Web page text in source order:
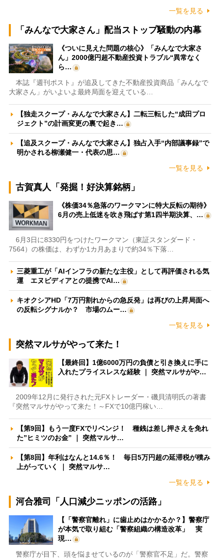
一覧を見る
「みんなで大家さん」配当ストップ騒動の内幕
《ついに見えた問題の核心》「みんなで大家さ
ん」2000億円超不動産投資トラブル“異常なく
ら…
本誌『週刊ポスト』が追及してきた不動産投資商品「みんなで
大家さん」がいよいよ最終局面を迎えている…
【独走スクープ・みんなで大家さん】二転三転した“成田プロ
ジェクト”の計画変更の裏で起き…
【追及スクープ・みんなで大家さん】独占入手“内部議事録”で
明かされる柳瀬健一・代表の思…
一覧を見る
古賀真人「発掘！好決算銘柄」
《株価34％急落のワークマンに特大反転の期待》
6月の売上低迷を吹き飛ばす第1四半期決算、…
6月3日に8330円をつけたワークマン（東証スタンダード・
7564）の株価は、わずか1カ月あまりで約34％下落…
三菱重工が「AIインフラの新たな主役」として再評価される気
運 エヌビディアとの提携でAI…
キオクシアHD「7万円割れからの急反発」は再びの上昇局面へ
の反転シグナルか？ 市場のムー…
一覧を見る
突然マルサがやって来た！
【最終回】1億6000万円の負債と引き換えに手に
入れたプライスレスな経験 ｜ 突然マルサがや…
2009年12月に発行された元FXトレーダー・磯貝清明氏の著書
『突然マルサがやって来た！～FXで10億円稼い…
【第9回】もう一度FXでリベンジ！ 種銭は差し押さえを免れ
た”ヒミツのお金” ｜ 突然マルサ…
【第8回】年利はなんと14.6％！ 毎日5万円超の延滞税が積み
上がっていく ｜ 突然マルサ…
一覧を見る
河合雅司「人口減少ニッポンの活路」
【「警察官離れ」に歯止めはかかるか？】警察庁
が本気で取り組む「警察組織の構造改革」 実
現…
警察庁が目下、頭を悩ませているのが「警察官不足」だ。警察